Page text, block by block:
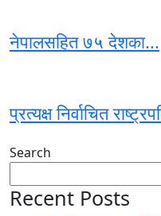
नेपालसहित ७५ देशका...
प्रत्यक्ष निर्वाचित
Search
Recent Posts